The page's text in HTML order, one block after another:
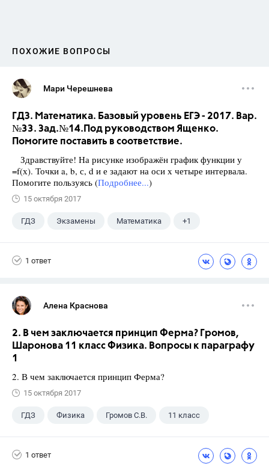
ПОХОЖИЕ ВОПРОСЫ
Мари Черешнева
ГДЗ. Математика. Базовый уровень ЕГЭ - 2017. Вар.
№33. Зад.№14.Под руководством Ященко.
Помогите поставить в соответствие.
Здравствуйте! На рисунке изображён график функции у
=f(х). Точки a, b, с, d и е задают на оси х четыре интервала.
Помогите пользуясь (Подробнее...)
15 октября 2017
ГДЗ Экзамены Математика +1
1 ответ
Алена Краснова
2. В чем заключается принцип Ферма? Громов,
Шаронова 11 класс Физика. Вопросы к параграфу
1
2. В чем заключается принцип Ферма?
15 октября 2017
ГДЗ Физика Громов С.В. 11 класс
1 ответ